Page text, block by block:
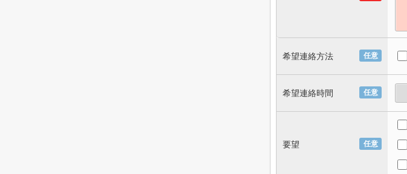
任意
希望連絡方法
任意
希望連絡時間
任意
要望